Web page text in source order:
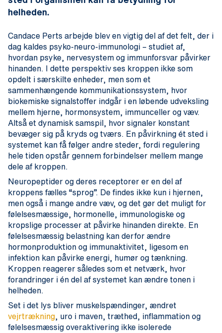
helheden.
Candace Perts arbejde blev en vigtig del af det felt, der i
dag kaldes psyko-neuro-immunologi – studiet af,
hvordan psyke, nervesystem og immunforsvar påvirker
hinanden. I dette perspektiv ses kroppen ikke som
opdelt i særskilte enheder, men som et
sammenhængende kommunikationssystem, hvor
biokemiske signalstoffer indgår i en løbende udveksling
mellem hjerne, hormonsystem, immunceller og væv.
Altså et dynamisk samspil, hvor signaler konstant
bevæger sig på kryds og tværs. En påvirkning ét sted i
systemet kan få følger andre steder, fordi regulering
hele tiden opstår gennem forbindelser mellem mange
dele af kroppen.
Neuropeptider og deres receptorer er en del af
kroppens fælles “sprog”. De findes ikke kun i hjernen,
men også i mange andre væv, og det gør det muligt for
følelsesmæssige, hormonelle, immunologiske og
kropslige processer at påvirke hinanden direkte. En
følelsesmæssig belastning kan derfor ændre
hormonproduktion og immunaktivitet, ligesom en
infektion kan påvirke energi, humør og tænkning.
Kroppen reagerer således som et netværk, hvor
forandringer i én del af systemet kan ændre tonen i
helheden.
Set i det lys bliver muskelspændinger, ændret
vejrtrækning , uro i maven, træthed, inflammation og
følelsesmæssig overaktivering ikke isolerede